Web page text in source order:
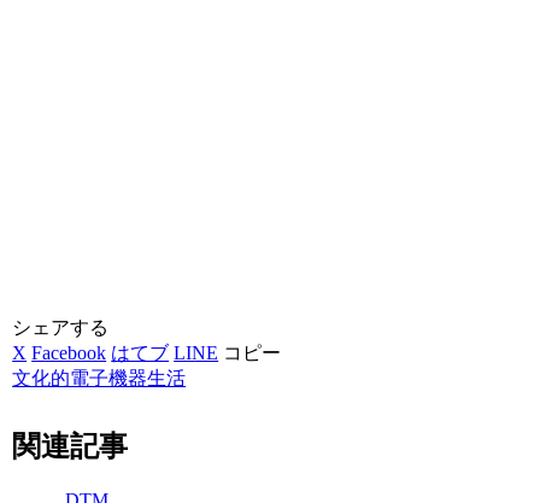
シェアする
X Facebook はてブ LINE コピー
文化的電子機器生活
関連記事